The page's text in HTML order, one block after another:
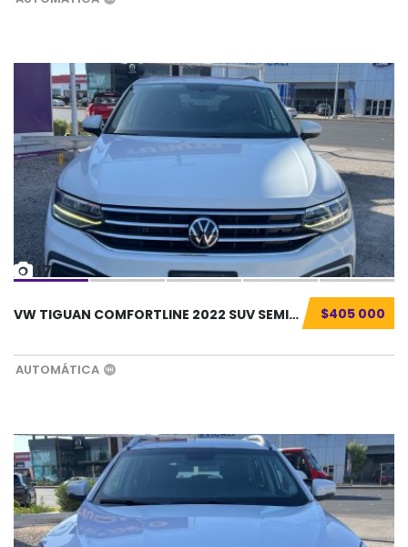
17
$405 000
VW TIGUAN COMFORTLINE 2022 SUV SEMINUEVO...
AUTOMÁTICA